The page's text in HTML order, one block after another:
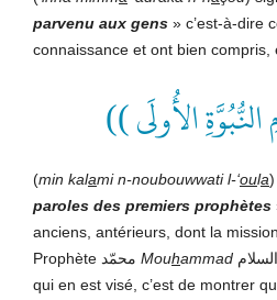
parvenu aux gens » c’est-à-dire
connaissance et ont bien compris,
الأُولَى ))
(min kalami n-noubouwwati l-‘oula
paroles des premiers prophètes
anciens, antérieurs, dont la
Mouhammad
qui en est visé, c’est de montrer